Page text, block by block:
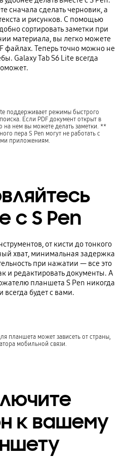
сначала сделать черновик, а
и рисунков. С помощью
сортировать заметки при
материала, вы легко можете
файлах. Теперь точно можно не
Galaxy Tab S6 Lite всегда
поддерживает режимы быстрого
Если PDF документ открыт в
на нем вы можете делать заметки. **
пера S Pen могут не работать с
приложениям.
с S Pen
от кисти до тонкого
хват, минимальная задержка
при нажатии — все это
и редактировать документы. А
планшета S Pеn никогда
всегда будет с вами.
планшета может зависеть от страны,
мобильной связи.
к вашему